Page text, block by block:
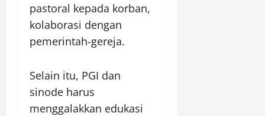
pastoral kepada korban,
kolaborasi dengan
pemerintah-gereja.
Selain itu, PGI dan
sinode harus
menggalakkan edukasi